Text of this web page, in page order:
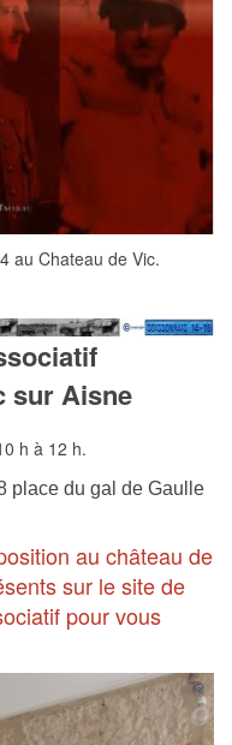
au Chateau de Vic.
sur Aisne
h à 12 h.
place du gal de Gaulle
au château de
sur le site de
pour vous